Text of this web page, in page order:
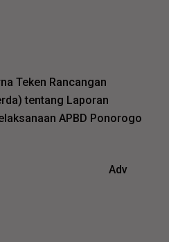
Teken Rancangan
tentang Laporan
APBD Ponorogo
Adv